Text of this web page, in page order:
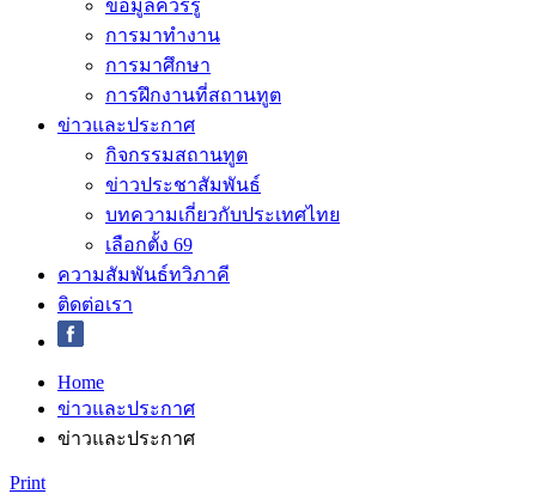
ข้อมูลควรรู้
การมาทำงาน
การมาศึกษา
การฝึกงานที่สถานทูต
ข่าวและประกาศ
กิจกรรมสถานทูต
ข่าวประชาสัมพันธ์
บทความเกี่ยวกับประเทศไทย
เลือกตั้ง 69
ความสัมพันธ์ทวิภาคี
ติดต่อเรา
Home
ข่าวและประกาศ
ข่าวและประกาศ
Print